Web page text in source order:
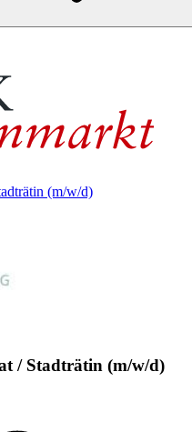
(m/w/d)
/ Stadträtin (m/w/d)